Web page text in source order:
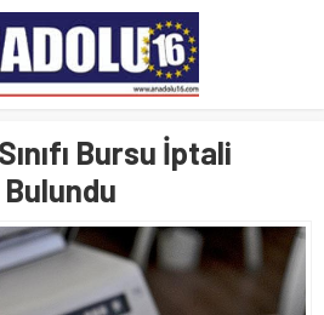
Bursu İptali
Bulundu